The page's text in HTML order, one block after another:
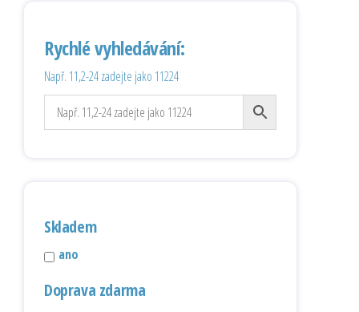
Rychlé vyhledávání:
Např. 11,2-24 zadejte jako 11224
Skladem
ano
Doprava zdarma